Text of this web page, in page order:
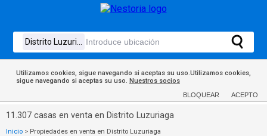
Utilizamos cookies, sigue navegando si aceptas su uso.Utilizamos cookies,
sigue navegando si aceptas su uso. Nuestros socios
BLOQUEAR ACEPTO
11.307 casas en venta en Distrito Luzuriaga
Inicio > Propiedades en venta en Distrito Luzuriaga